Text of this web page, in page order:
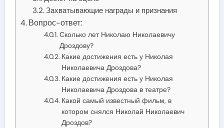
Захватывающие награды и признания
Вопрос-ответ:
Сколько лет Николаю Николаевичу
Дроздову?
Какие достижения есть у Николая
Николаевича Дроздова?
Какие достижения есть у Николая
Николаевича Дроздова в театре?
Какой самый известный фильм, в
котором снялся Николай Николаевич
Дроздов?